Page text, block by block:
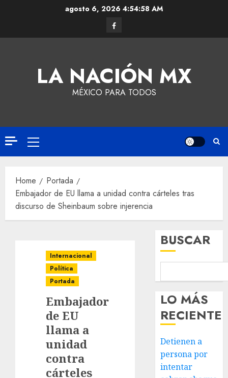
agosto 6, 2026 4:54:59 AM
LA NACIÓN MX
MÉXICO PARA TODOS
Home
Portada
Embajador de EU llama a unidad contra cárteles tras
discurso de Sheinbaum sobre injerencia
Internacional
Política
Portada
Embajador
de EU
llama a
unidad
contra
cárteles
BUSCAR
LO MÁS
RECIENTE
Detienen a
persona por
intentar